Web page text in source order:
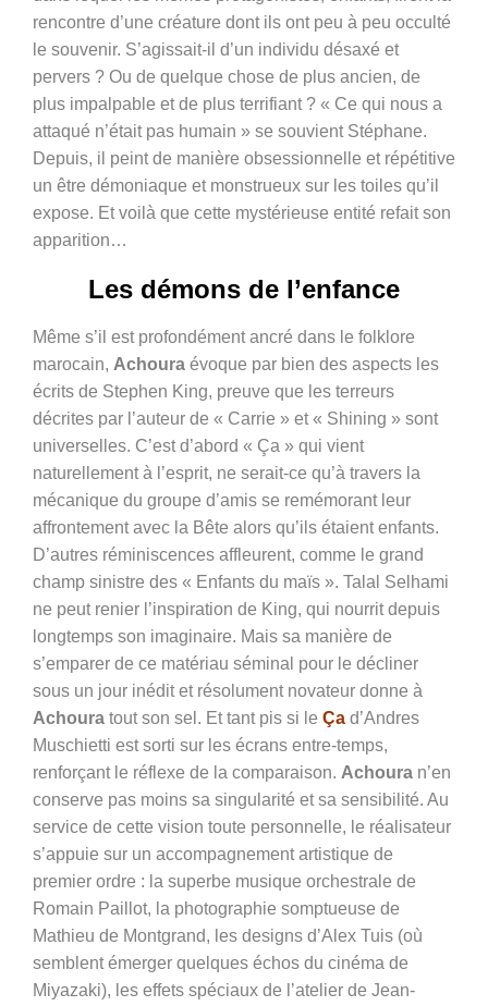
rencontre d’une créature dont ils ont peu à peu occulté
le souvenir. S’agissait-il d’un individu désaxé et
pervers ? Ou de quelque chose de plus ancien, de
plus impalpable et de plus terrifiant ? « Ce qui nous a
attaqué n’était pas humain » se souvient Stéphane.
Depuis, il peint de manière obsessionnelle et répétitive
un être démoniaque et monstrueux sur les toiles qu’il
expose. Et voilà que cette mystérieuse entité refait son
apparition…
Les démons de l’enfance
Même s’il est profondément ancré dans le folklore
marocain, Achoura évoque par bien des aspects les
écrits de Stephen King, preuve que les terreurs
décrites par l’auteur de « Carrie » et « Shining » sont
universelles. C’est d’abord « Ça » qui vient
naturellement à l’esprit, ne serait-ce qu’à travers la
mécanique du groupe d’amis se remémorant leur
affrontement avec la Bête alors qu’ils étaient enfants.
D’autres réminiscences affleurent, comme le grand
champ sinistre des « Enfants du maïs ». Talal Selhami
ne peut renier l’inspiration de King, qui nourrit depuis
longtemps son imaginaire. Mais sa manière de
s’emparer de ce matériau séminal pour le décliner
sous un jour inédit et résolument novateur donne à
Achoura tout son sel. Et tant pis si le Ça d’Andres
Muschietti est sorti sur les écrans entre-temps,
renforçant le réflexe de la comparaison. Achoura n’en
conserve pas moins sa singularité et sa sensibilité. Au
service de cette vision toute personnelle, le réalisateur
s’appuie sur un accompagnement artistique de
premier ordre : la superbe musique orchestrale de
Romain Paillot, la photographie somptueuse de
Mathieu de Montgrand, les designs d’Alex Tuis (où
semblent émerger quelques échos du cinéma de
Miyazaki), les effets spéciaux de l’atelier de Jean-